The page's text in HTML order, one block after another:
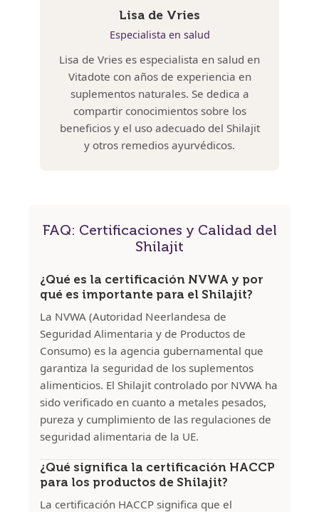
Lisa de Vries
Especialista en salud
Lisa de Vries es especialista en salud en
Vitadote con años de experiencia en
suplementos naturales. Se dedica a
compartir conocimientos sobre los
beneficios y el uso adecuado del Shilajit
y otros remedios ayurvédicos.
FAQ: Certificaciones y Calidad del
Shilajit
¿Qué es la certificación NVWA y por
qué es importante para el Shilajit?
La NVWA (Autoridad Neerlandesa de
Seguridad Alimentaria y de Productos de
Consumo) es la agencia gubernamental que
garantiza la seguridad de los suplementos
alimenticios. El Shilajit controlado por NVWA ha
sido verificado en cuanto a metales pesados,
pureza y cumplimiento de las regulaciones de
seguridad alimentaria de la UE.
¿Qué significa la certificación HACCP
para los productos de Shilajit?
La certificación HACCP significa que el